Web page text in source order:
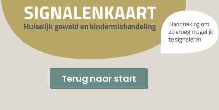
Terug naar start